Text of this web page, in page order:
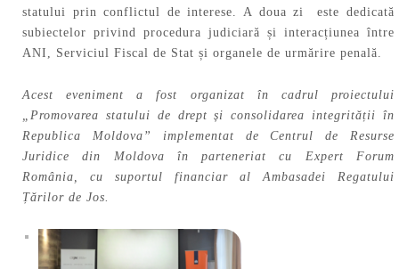
statului prin conflictul de interese. A doua zi este dedicată
subiectelor privind procedura judiciară și interacțiunea între
ANI, Serviciul Fiscal de Stat și organele de urmărire penală.
Acest eveniment a fost organizat în cadrul proiectului
„Promovarea statului de drept și consolidarea integrității în
Republica Moldova” implementat de Centrul de Resurse
Juridice din Moldova în parteneriat cu Expert Forum
România, cu suportul financiar al Ambasadei Regatului
Țărilor de Jos.